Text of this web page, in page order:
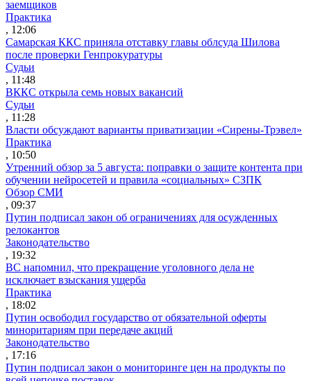
заемщиков
Практика
, 12:06
Самарская ККС приняла отставку главы облсуда Шилова
после проверки Генпрокуратуры
Судьи
, 11:48
ВККС открыла семь новых вакансий
Судьи
, 11:28
Власти обсуждают варианты приватизации «Сирены-Трэвел»
Практика
, 10:50
Утренний обзор за 5 августа: поправки о защите контента при
обучении нейросетей и правила «социальных» СЗПК
Обзор СМИ
, 09:37
Путин подписал закон об ограничениях для осужденных
релокантов
Законодательство
, 19:32
ВС напомнил, что прекращение уголовного дела не
исключает взыскания ущерба
Практика
, 18:02
Путин освободил государство от обязательной оферты
миноритариям при передаче акций
Законодательство
, 17:16
Путин подписал закон о мониторинге цен на продукты по